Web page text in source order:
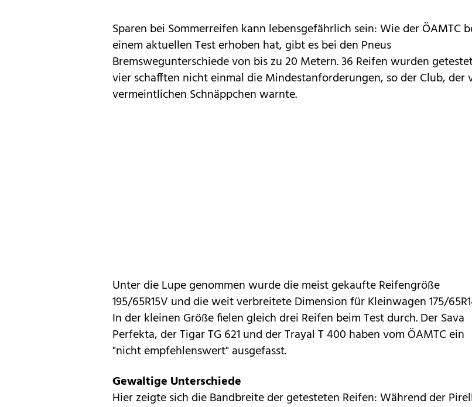
Sparen bei Sommerreifen kann lebensgefährlich sein: Wie der ÖAMTC
einem aktuellen Test erhoben hat, gibt es bei den Pneus
Bremswegunterschiede von bis zu 20 Metern. 36 Reifen wurden
vier schafften nicht einmal die Mindestanforderungen, so der Club, der
vermeintlichen Schnäppchen warnte.
Unter die Lupe genommen wurde die meist gekaufte Reifengröße
195/65R15V und die weit verbreitete Dimension für Kleinwagen 175/
In der kleinen Größe fielen gleich drei Reifen beim Test durch. Der Sava
Perfekta, der Tigar TG 621 und der Trayal T 400 haben vom ÖAMTC ein
"nicht empfehlenswert" ausgefasst.
Gewaltige Unterschiede
Hier zeigte sich die Bandbreite der getesteten Reifen: Während der